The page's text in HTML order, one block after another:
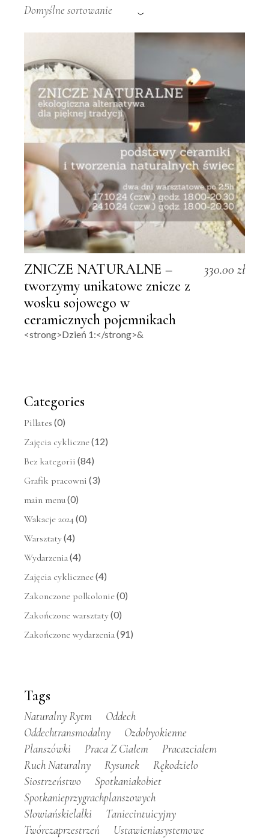
Domyślne sortowanie
ZNICZE NATURALNE –
tworzymy unikatowe znicze z
wosku sojowego w
ceramicznych pojemnikach
330.00 zł
<strong>Dzień 1:</strong>&
Categories
Pillates (0)
Zajęcia cykliczne(12)
Bez kategorii (84)
Grafik pracowni (3)
main menu(0)
Wakacje 2024(0)
Warsztaty(4)
Wydarzenia(4)
Zajęcia cyklicznee(4)
Zakonczone polkolonie(0)
Zakończone warsztaty(0)
Zakończone wydarzenia(91)
Tags
Naturalny Rytm
Oddech
Oddechtransmodalny
Ozdobyokienne
Planszówki
Praca Z Ciałem
Pracazciałem
Ruch Naturalny
Rysunek
Rękodzieło
Siostrzeństwo
Spotkaniakobiet
Spotkanieprzygrachplanszowych
Słowiańskielalki
Taniecintuicyjny
Twórczaprzestrzeń
Ustawieniasystemowe